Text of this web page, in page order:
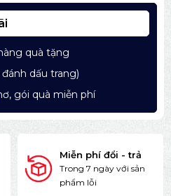
quà tặng
dấu trang)
gói quà miễn phí
Miễn phí đổi - trả
Trong 7 ngày với sản
phẩm lỗi